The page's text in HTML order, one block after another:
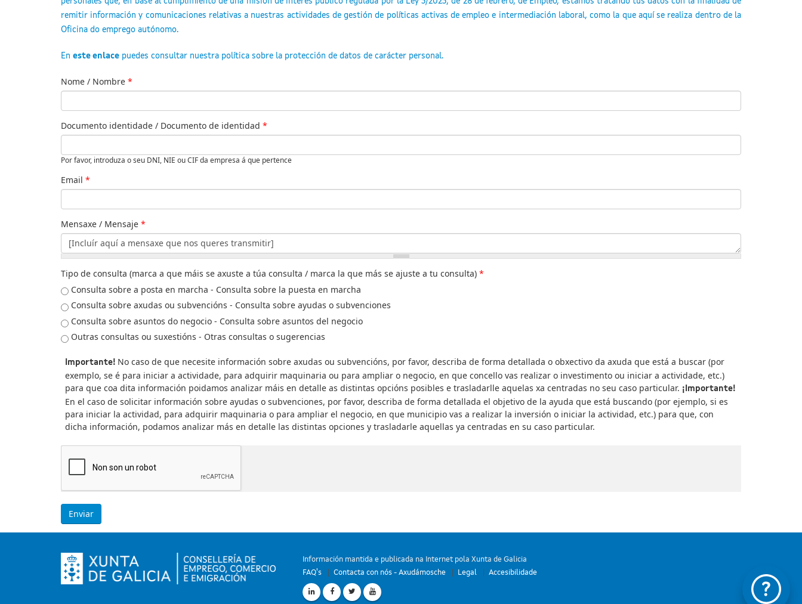
remitir información y comunicaciones relativas a nuestras actividades de gestión de políticas activas de empleo e intermediación laboral, como la que aquí se realiza dentro de la
Oficina do emprego autónomo.
En este enlace puedes consultar nuestra política sobre la protección de datos de carácter personal.
Nome / Nombre *
Documento identidade / Documento de identidad *
Por favor, introduza o seu DNI, NIE ou CIF da empresa á que pertence
Email *
Mensaxe / Mensaje *
Tipo de consulta (marca a que máis se axuste a túa consulta / marca la que más se ajuste a tu consulta) *
Consulta sobre a posta en marcha - Consulta sobre la puesta en marcha
Consulta sobre axudas ou subvencións - Consulta sobre ayudas o subvenciones
Consulta sobre asuntos do negocio - Consulta sobre asuntos del negocio
Outras consultas ou suxestións - Otras consultas o sugerencias
Importante! No caso de que necesite información sobre axudas ou subvencións, por favor, describa de forma detallada o obxectivo da axuda que está a buscar (por
exemplo, se é para iniciar a actividade, para adquirir maquinaria ou para ampliar o negocio, en que concello vas realizar o investimento ou iniciar a actividade, etc.)
para que coa dita información poidamos analizar máis en detalle as distintas opcións posibles e trasladarlle aquelas xa centradas no seu caso particular. ¡Importante!
En el caso de solicitar información sobre ayudas o subvenciones, por favor, describa de forma detallada el objetivo de la ayuda que está buscando (por ejemplo, si es
para iniciar la actividad, para adquirir maquinaria o para ampliar el negocio, en que municipio vas a realizar la inversión o iniciar la actividad, etc.) para que, con
dicha información, podamos analizar más en detalle las distintas opciones y trasladarle aquellas ya centradas en su caso particular.
Información mantida e publicada na Internet pola Xunta de Galicia
FAQ's
Contacta con nós - Axudámosche Legal Accesibilidade